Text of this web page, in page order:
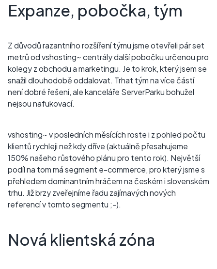
Expanze, pobočka, tým
Z důvodů razantního rozšíření týmu jsme otevřeli pár set
metrů od vshosting~ centrály další pobočku určenou pro
kolegy z obchodu a marketingu. Je to krok, který jsem se
snažil dlouhodobě oddalovat. Trhat tým na více částí
není dobré řešení, ale kanceláře ServerParku bohužel
nejsou nafukovací.
vshosting~ v posledních měsících roste i z pohled počtu
klientů rychleji než kdy dříve (aktuálně přesahujeme
150% našeho růstového plánu pro tento rok). Největší
podíl na tom má segment e-commerce, pro který jsme s
přehledem dominantním hráčem na českém i slovenském
trhu. Již brzy zveřejníme řadu zajímavých nových
referencí v tomto segmentu ;-).
Nová klientská zóna